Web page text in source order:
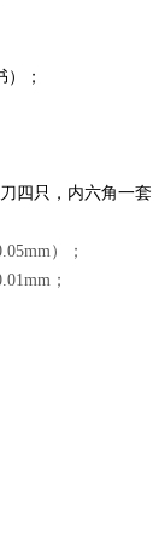
；
四只，内六角一
）；
；